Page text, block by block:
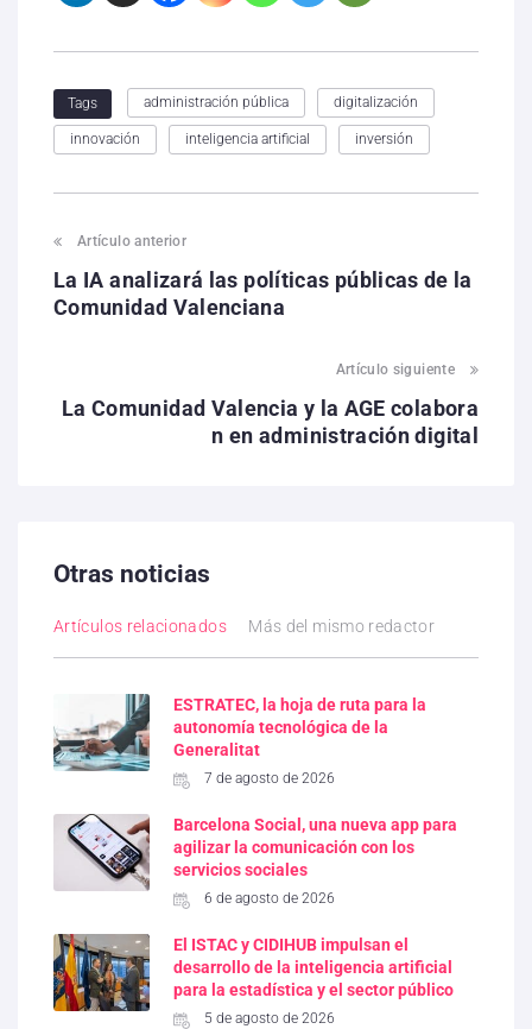
Tags administración pública digitalización
innovación inteligencia artificial inversión
Artículo anterior
La IA analizará las políticas públicas de la
Comunidad Valenciana
Artículo siguiente
La Comunidad Valencia y la AGE colabora
n en administración digital
Otras noticias
Artículos relacionados Más del mismo redactor
ESTRATEC, la hoja de ruta para la
autonomía tecnológica de la
Generalitat
7 de agosto de 2026
Barcelona Social, una nueva app para
agilizar la comunicación con los
servicios sociales
6 de agosto de 2026
El ISTAC y CIDIHUB impulsan el
desarrollo de la inteligencia artificial
para la estadística y el sector público
5 de agosto de 2026